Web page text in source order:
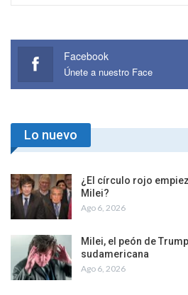
Facebook
Únete a nuestro Face
Lo nuevo
¿El círculo rojo
Milei?
Ago 6, 2026
Milei, el peón de
sudamericana
Ago 6, 2026